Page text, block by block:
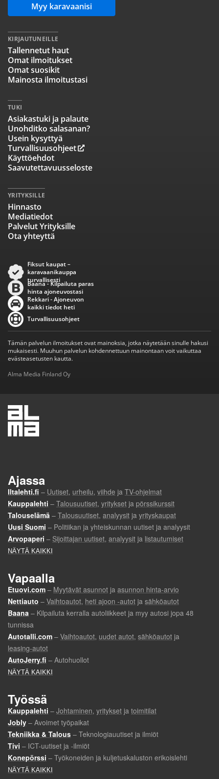
Myy karavaanisi
KIRJAUTUNEILLE
Tallennetut haut
Omat ilmoitukset
Omat suosikit
Mainosta ilmoitustasi
TUKI
Asiakastuki ja palaute
Unohditko salasanan?
Usein kysyttyä
Turvallisuusohjeet
Käyttöehdot
Saavutettavuusseloste
YRITYKSILLE
Hinnasto
Mediatiedot
Palvelut Yrityksille
Ota yhteyttä
Fiksut kaupat –
karavaanikauppa
turvallisesti
Baana - Kilpailuta paras
hinta ajoneuvostasi
Rekkari - Ajoneuvon
kaikki tiedot heti
Turvallisuusohjeet
Tämän palvelun ilmoitukset ovat mainoksia, jotka näytetään sinulle hakusi
mukaisesti. Muuhun palvelun kohdennettuun mainontaan voit vaikuttaa
evästeasetusten kautta.
Alma Media Finland Oy